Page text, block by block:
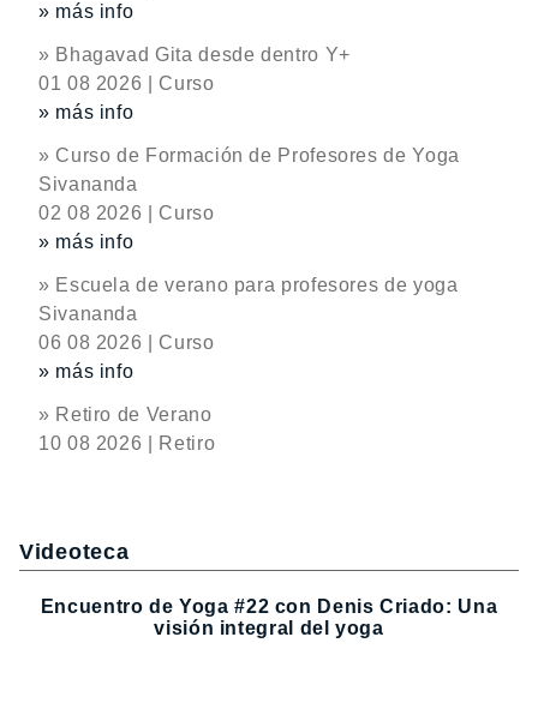
» más info
» Bhagavad Gita desde dentro Y+
01 08 2026 | Curso
» más info
» Curso de Formación de Profesores de Yoga
Sivananda
02 08 2026 | Curso
» más info
» Escuela de verano para profesores de yoga
Sivananda
06 08 2026 | Curso
» más info
» Retiro de Verano
10 08 2026 | Retiro
Videoteca
Encuentro de Yoga #22 con Denis Criado: Una
visión integral del yoga